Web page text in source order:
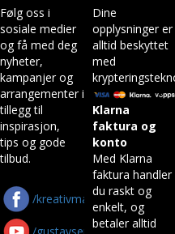
Følg oss i
sosiale medier
og få med deg
nyheter,
kampanjer og
arrangementer i
tillegg til
inspirasjon,
tips og gode
tilbud.
/kreativmaskin
Dine
opplysninger er
alltid beskyttet
med
Klarna
faktura og
konto
Med Klarna
faktura handler
du raskt og
enkelt, og
betaler alltid